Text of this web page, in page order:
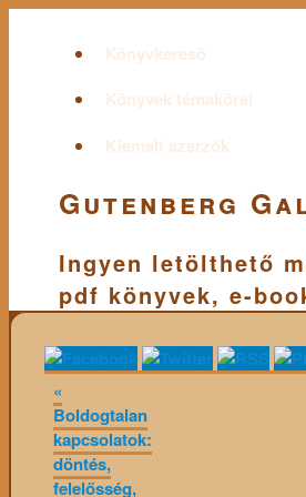
Könyvkereső
Könyvek témakörei
Kiemelt szerzők
Gutenberg
Ingyen letölthető
pdf könyvek, e-
«
Boldogtalan
kapcsolatok:
döntés,
felelősség,